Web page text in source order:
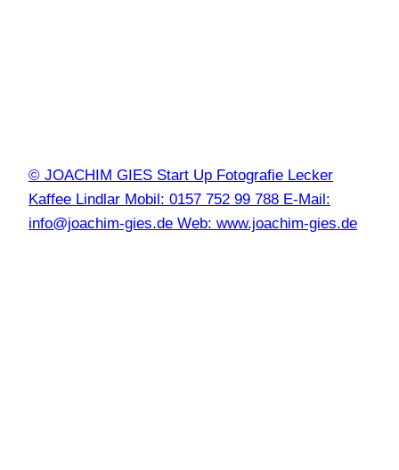
© JOACHIM GIES Start Up Fotografie Lecker
Kaffee Lindlar Mobil: 0157 752 99 788 E-Mail:
info@joachim-gies.de Web: www.joachim-gies.de